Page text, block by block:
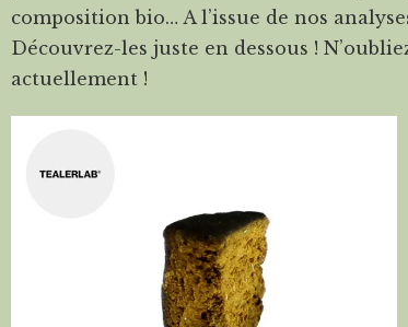
composition bio… A l’issue de nos
Découvrez-les juste en dessous !
actuellement !